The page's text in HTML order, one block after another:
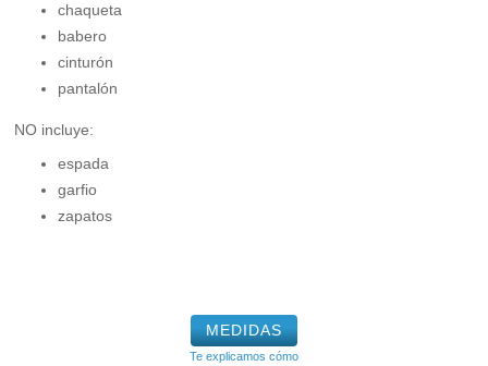
chaqueta
babero
cinturón
pantalón
NO incluye:
espada
garfio
zapatos
MEDIDAS
Te explicamos cómo